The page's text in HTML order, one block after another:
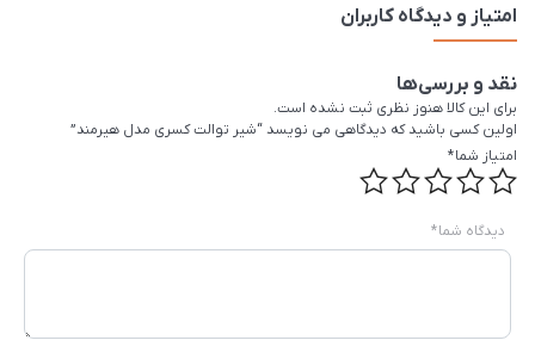
امتیاز و دیدگاه کاربران
نقد و بررسی‌ها
برای این کالا هنوز نظری ثبت نشده است.
اولین کسی باشید که دیدگاهی می نویسد “شیر توالت کسری مدل هیرمند”
امتیاز شما*
دیدگاه شما*